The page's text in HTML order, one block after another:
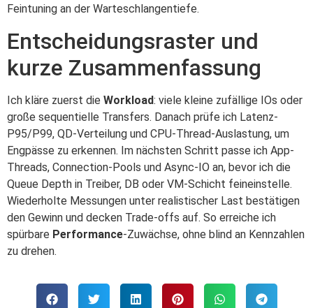
Feintuning an der Warteschlangentiefe.
Entscheidungsraster und
kurze Zusammenfassung
Ich kläre zuerst die Workload: viele kleine zufällige IOs oder
große sequentielle Transfers. Danach prüfe ich Latenz-
P95/P99, QD-Verteilung und CPU-Thread-Auslastung, um
Engpässe zu erkennen. Im nächsten Schritt passe ich App-
Threads, Connection-Pools und Async-IO an, bevor ich die
Queue Depth in Treiber, DB oder VM-Schicht feineinstelle.
Wiederholte Messungen unter realistischer Last bestätigen
den Gewinn und decken Trade-offs auf. So erreiche ich
spürbare Performance-Zuwächse, ohne blind an Kennzahlen
zu drehen.